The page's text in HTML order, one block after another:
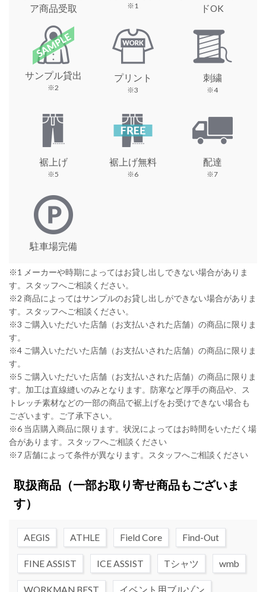
ア商品受取
※1
ドOK
サンプル貸出
※2
プリント
※3
刺繍
※4
裾上げ
※5
裾上げ無料
※6
配達
※7
駐車場完備
※1 メーカーや時期によってはお貸し出しできない場合がありま
す。スタッフへご相談ください。
※2 商品によってはサンプルのお貸し出しができない場合がありま
す。スタッフへご相談ください。
※3 ご購入いただいた店舗（お支払いされた店舗）の商品に限りま
す。
※4 ご購入いただいた店舗（お支払いされた店舗）の商品に限りま
す。
※5 ご購入いただいた店舗（お支払いされた店舗）の商品に限りま
す。加工は直線縫いのみとなります。防寒など厚手の商品や、ス
トレッチ素材などの一部の商品で裾上げをお受けできない場合も
ございます。ご了承下さい。
※6 当店購入商品に限ります。状況によってはお時間をいただく場
合があります。スタッフへご相談ください
※7 店舗によって条件が異なります。スタッフへご相談ください
取扱商品（一部お取り寄せ商品もございま
す）
AEGIS ATHLE Field Core Find-Out
FINE ASSIST ICE ASSIST Tシャツ wmb
WORKMAN BEST イベント用ブルゾン